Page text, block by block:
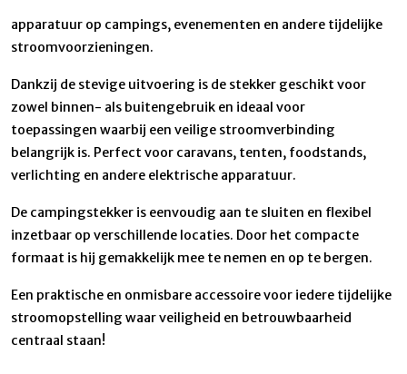
apparatuur op campings, evenementen en andere tijdelijke
stroomvoorzieningen.
Dankzij de stevige uitvoering is de stekker geschikt voor
zowel binnen- als buitengebruik en ideaal voor
toepassingen waarbij een veilige stroomverbinding
belangrijk is. Perfect voor caravans, tenten, foodstands,
verlichting en andere elektrische apparatuur.
De campingstekker is eenvoudig aan te sluiten en flexibel
inzetbaar op verschillende locaties. Door het compacte
formaat is hij gemakkelijk mee te nemen en op te bergen.
Een praktische en onmisbare accessoire voor iedere tijdelijke
stroomopstelling waar veiligheid en betrouwbaarheid
centraal staan!